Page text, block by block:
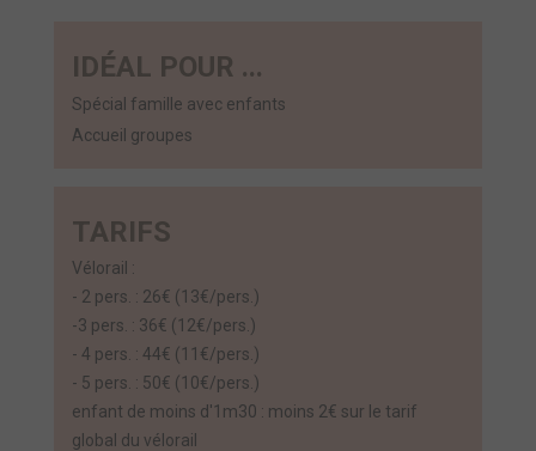
IDÉAL POUR ...
Spécial famille avec enfants
Accueil groupes
TARIFS
Vélorail :
- 2 pers. : 26€ (13€/pers.)
-3 pers. : 36€ (12€/pers.)
- 4 pers. : 44€ (11€/pers.)
- 5 pers. : 50€ (10€/pers.)
enfant de moins d'1m30 : moins 2€ sur le tarif
global du vélorail